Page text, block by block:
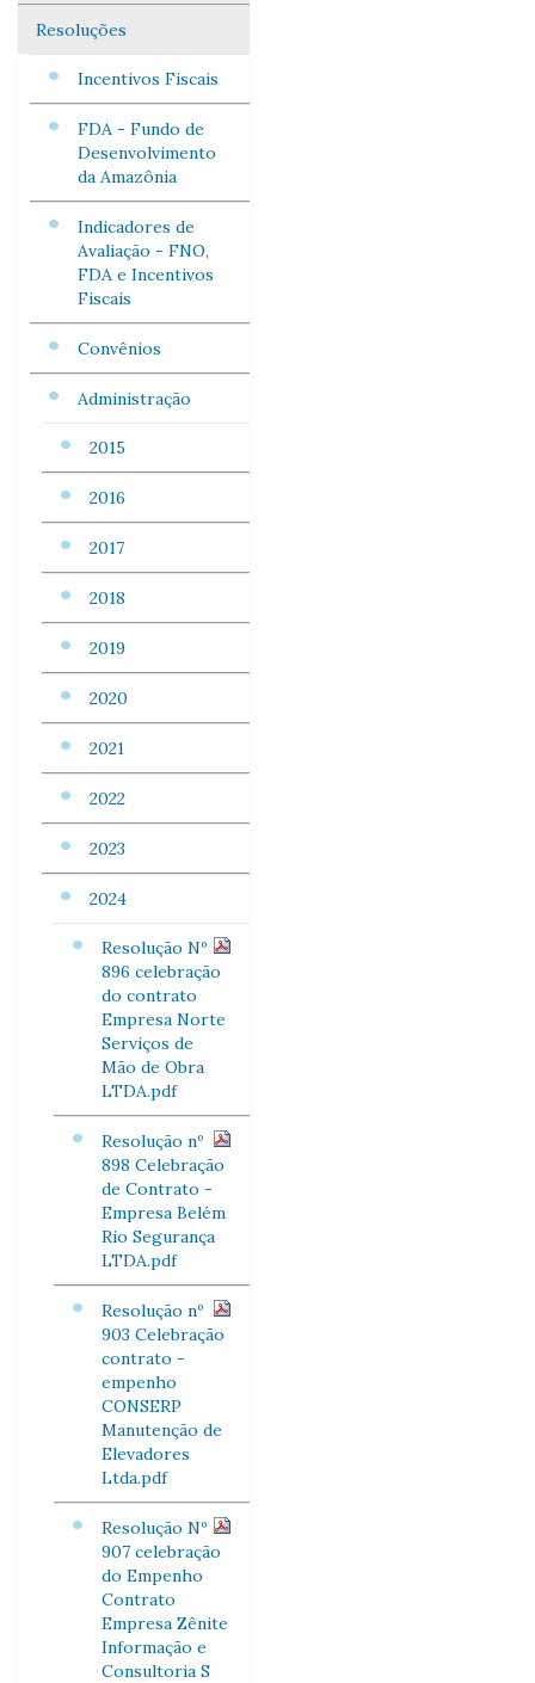
Resoluções
Incentivos Fiscais
FDA - Fundo de
Desenvolvimento
da Amazônia
Indicadores de
Avaliação - FNO,
FDA e Incentivos
Fiscais
Convênios
Administração
2015
2016
2017
2018
2019
2020
2021
2022
2023
2024
Resolução Nº
896 celebração
do contrato
Empresa Norte
Serviços de
Mão de Obra
LTDA.pdf
Resolução nº
898 Celebração
de Contrato -
Empresa Belém
Rio Segurança
LTDA.pdf
Resolução nº
903 Celebração
contrato -
empenho
CONSERP
Manutenção de
Elevadores
Ltda.pdf
Resolução Nº
907 celebração
do Empenho
Contrato
Empresa Zênite
Informação e
Consultoria S